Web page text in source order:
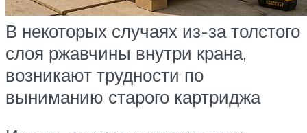
В некоторых случаях из-за толстого
слоя ржавчины внутри крана,
возникают трудности по
выниманию старого картриджа